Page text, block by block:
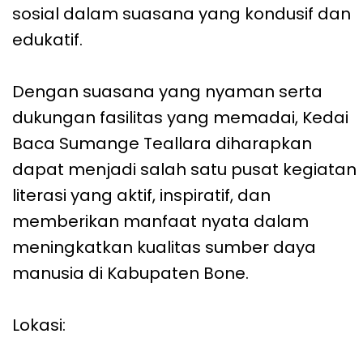
sosial dalam suasana yang kondusif dan
edukatif.
Dengan suasana yang nyaman serta
dukungan fasilitas yang memadai, Kedai
Baca Sumange Teallara diharapkan
dapat menjadi salah satu pusat kegiatan
literasi yang aktif, inspiratif, dan
memberikan manfaat nyata dalam
meningkatkan kualitas sumber daya
manusia di Kabupaten Bone.
Lokasi: